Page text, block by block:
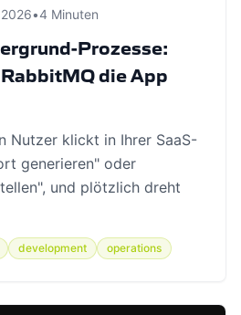
•4 Minuten
Prozesse:
die App
Nutzer klickt in Ihrer SaaS-
generieren" oder
und plötzlich dreht
development operations